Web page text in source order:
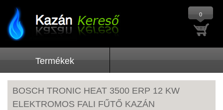
0
Termékek
BOSCH TRONIC HEAT 3500 ERP 12 KW
ELEKTROMOS FALI FŰTŐ KAZÁN